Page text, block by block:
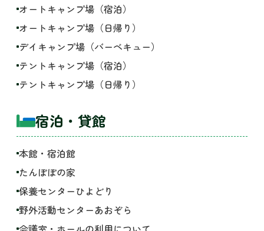
オートキャンプ場（宿泊）
オートキャンプ場（日帰り）
デイキャンプ場（バーベキュー）
テントキャンプ場（宿泊）
テントキャンプ場（日帰り）
宿泊・貸館
本館・宿泊館
たんぽぽの家
保養センターひよどり
野外活動センターあおぞら